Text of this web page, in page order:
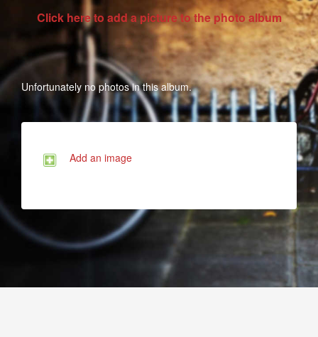
Click here to add a picture to the photo album
Unfortunately no photos in this album.
Add an image